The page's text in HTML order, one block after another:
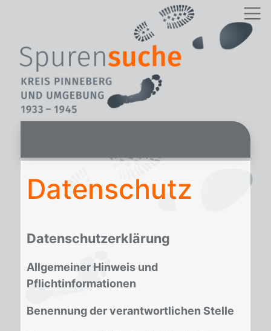
Datenschutz
Datenschutzerklärung
Allgemeiner Hinweis und
Pflichtinformationen
Benennung der verantwortlichen Stelle